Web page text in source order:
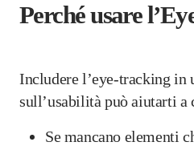
Perché usare
Includere l’eye-tracking in
sull’usabilità può aiutarti a
Se mancano elementi